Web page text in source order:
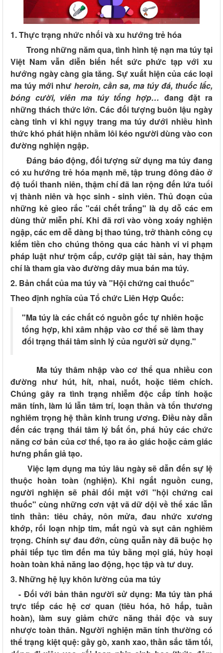
1. Thực trạng nhức nhối và xu hướng trẻ hóa
Trong những năm qua, tình hình tệ nạn ma túy tại
Việt Nam vẫn diễn biến hết sức phức tạp với xu
hướng ngày càng gia tăng. Sự xuất hiện của các loại
ma túy mới như heroin, cần sa, ma túy đá, thuốc lắc,
bóng cười, viên ma túy tổng hợp… đang đặt ra
những thách thức lớn. Các đối tượng buôn lậu ngày
càng tinh vi khi ngụy trang ma túy dưới nhiều hình
thức khó phát hiện nhằm lôi kéo người dùng vào con
đường nghiện ngập.
Đáng báo động, đối tượng sử dụng ma túy đang
có xu hướng trẻ hóa mạnh mẽ, tập trung đông đảo ở
độ tuổi thanh niên, thậm chí đã lan rộng đến lứa tuổi
vị thành niên và học sinh - sinh viên. Thủ đoạn của
những kẻ gieo rắc "cái chết trắng" là dụ dỗ các em
dùng thử miễn phí. Khi đã rơi vào vòng xoáy nghiện
ngập, các em dễ dàng bị thao túng, trở thành công cụ
kiếm tiền cho chúng thông qua các hành vi vi phạm
pháp luật như trộm cắp, cướp giật tài sản, hay thậm
chí là tham gia vào đường dây mua bán ma túy.
2. Bản chất của ma túy và "Hội chứng cai thuốc"
Theo định nghĩa của Tổ chức Liên Hợp Quốc:
"Ma túy là các chất có nguồn gốc tự nhiên hoặc
tổng hợp, khi xâm nhập vào cơ thể sẽ làm thay
đổi trạng thái tâm sinh lý của người sử dụng."
Ma túy thâm nhập vào cơ thể qua nhiều con
đường như hút, hít, nhai, nuốt, hoặc tiêm chích.
Chúng gây ra tình trạng nhiễm độc cấp tính hoặc
mãn tính, làm lú lẫn tâm trí, loạn thần và tổn thương
nghiêm trọng hệ thần kinh trung ương. Điều này dẫn
đến các trạng thái tâm lý bất ổn, phá hủy các chức
năng cơ bản của cơ thể, tạo ra ảo giác hoặc cảm giác
hưng phấn giả tạo.
Việc lạm dụng ma túy lâu ngày sẽ dẫn đến sự lệ
thuộc hoàn toàn (nghiện). Khi ngắt nguồn cung,
người nghiện sẽ phải đối mặt với "hội chứng cai
thuốc" cùng những cơn vật vã dữ dội về thể xác lẫn
tinh thần: tiêu chảy, nôn mửa, đau nhức xương
khớp, rối loạn nhịp tim, mất ngủ và sụt cân nghiêm
trọng. Chính sự đau đớn, cùng quẫn này đã buộc họ
phải tiếp tục tìm đến ma túy bằng mọi giá, hủy hoại
hoàn toàn khả năng lao động, học tập và tư duy.
3. Những hệ lụy khôn lường của ma túy
- Đối với bản thân người sử dụng: Ma túy tàn phá
trực tiếp các hệ cơ quan (tiêu hóa, hô hấp, tuần
hoàn), làm suy giảm chức năng thải độc và suy
nhược toàn thân. Người nghiện mãn tính thường có
thể trạng kiệt quệ: gầy gò, xanh xao, thần sắc tăm tối,